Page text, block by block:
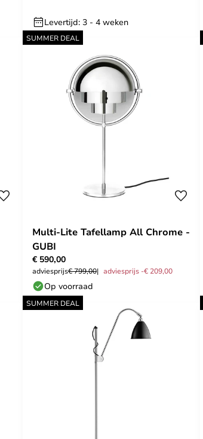
Levertijd: 3 - 4 weken
SUMMER DEAL
Multi-Lite Tafellamp All Chrome -
GUBI
€ 590,00
adviesprijs€ 799,00 adviesprijs -€ 209,00
Op voorraad
SUMMER DEAL